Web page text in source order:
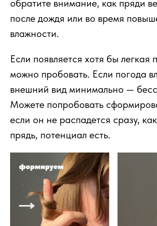
обратите внимание, как пряди
после дождя или во время
влажности.
Если появляется хотя бы легкая
можно пробовать. Если погода
внешний вид минимально —
Можете попробовать
если он не распадется сразу,
прядь, потенциал есть.